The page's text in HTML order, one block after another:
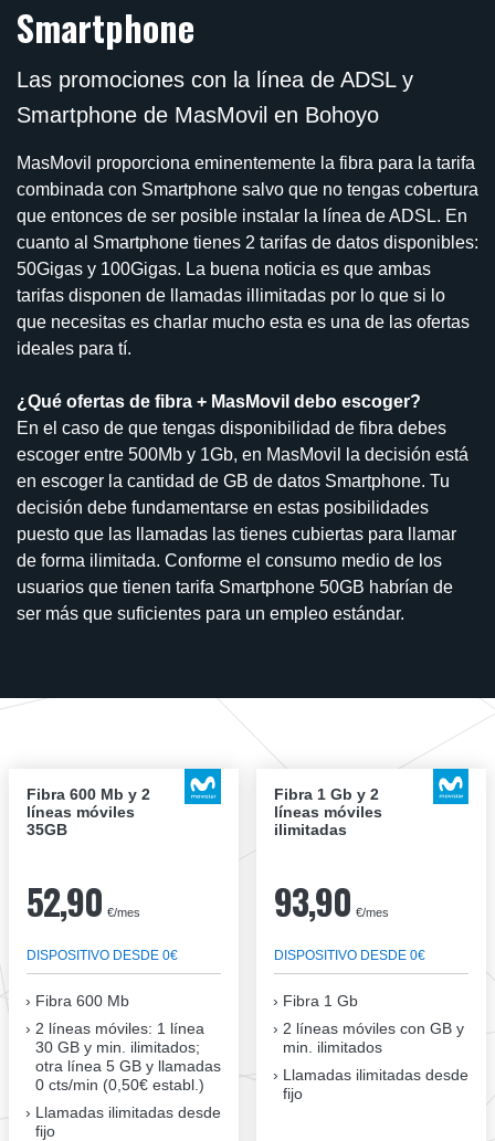
Smartphone
Las promociones con la línea de ADSL y
Smartphone de MasMovil en Bohoyo
MasMovil proporciona eminentemente la fibra para la tarifa
combinada con Smartphone salvo que no tengas cobertura
que entonces de ser posible instalar la línea de ADSL. En
cuanto al Smartphone tienes 2 tarifas de datos disponibles:
50Gigas y 100Gigas. La buena noticia es que ambas
tarifas disponen de llamadas illimitadas por lo que si lo
que necesitas es charlar mucho esta es una de las ofertas
ideales para tí.
¿Qué ofertas de fibra + MasMovil debo escoger?
En el caso de que tengas disponibilidad de fibra debes
escoger entre 500Mb y 1Gb, en MasMovil la decisión está
en escoger la cantidad de GB de datos Smartphone. Tu
decisión debe fundamentarse en estas posibilidades
puesto que las llamadas las tienes cubiertas para llamar
de forma ilimitada. Conforme el consumo medio de los
usuarios que tienen tarifa Smartphone 50GB habrían de
ser más que suficientes para un empleo estándar.
Fibra 600 Mb y 2
líneas móviles
35GB
52,90 €/mes
DISPOSITIVO DESDE 0€
Fibra 600 Mb
2 líneas móviles: 1 línea
30 GB y min. ilimitados;
otra línea 5 GB y llamadas
0 cts/min (0,50€ establ.)
Llamadas ilimitadas desde
fijo
Fibra 1 Gb y 2
líneas móviles
ilimitadas
93,90 €/mes
DISPOSITIVO DESDE 0€
Fibra 1 Gb
2 líneas móviles con GB y
min. ilimitados
Llamadas ilimitadas desde
fijo